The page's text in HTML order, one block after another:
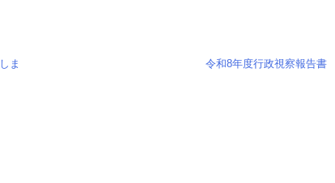
ま
令和8年度行政視察報告書